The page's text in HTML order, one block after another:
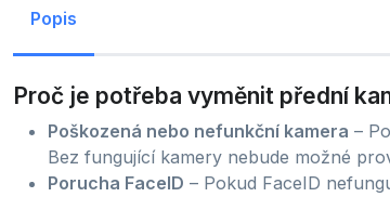
Popis
Proč je potřeba vyměnit přední
Poškozená nebo nefunkční kamera –
Bez fungující kamery nebude možné
Porucha FaceID – Pokud FaceID